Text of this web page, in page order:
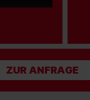
ZUR ANFRAGE